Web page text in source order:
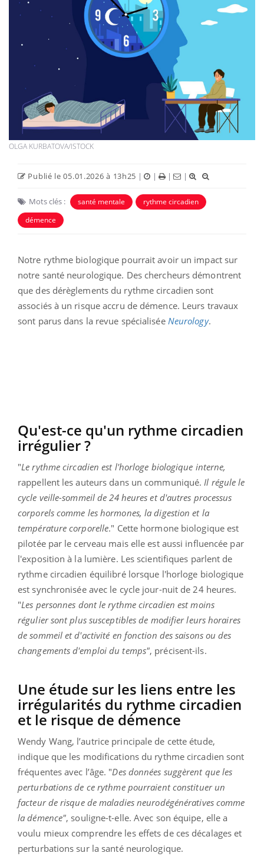
OLGA KURBATOVA/ISTOCK
Publié le 05.01.2026 à 13h25 | | | |
Mots clés : santé mentale
rythme circadien
démence
Notre rythme biologique pourrait avoir un impact sur
notre santé neurologique. Des chercheurs démontrent
que des dérèglements du rythme circadien sont
associés à un risque accru de démence. Leurs travaux
sont parus dans la revue spécialisée Neurology.
Qu'est-ce qu'un rythme circadien
irrégulier ?
"Le rythme circadien est l'horloge biologique interne,
rappellent les auteurs dans un communiqué. Il régule le
cycle veille-sommeil de 24 heures et d'autres processus
corporels comme les hormones, la digestion et la
température corporelle." Cette hormone biologique est
pilotée par le cerveau mais elle est aussi influencée par
l'exposition à la lumière. Les scientifiques parlent de
rythme circadien équilibré lorsque l'horloge biologique
est synchronisée avec le cycle jour-nuit de 24 heures.
"Les personnes dont le rythme circadien est moins
régulier sont plus susceptibles de modifier leurs horaires
de sommeil et d'activité en fonction des saisons ou des
changements d'emploi du temps", précisent-ils.
Une étude sur les liens entre les
irrégularités du rythme circadien
et le risque de démence
Wendy Wang, l’autrice principale de cette étude,
indique que les modifications du rythme circadien sont
fréquentes avec l’âge. "Des données suggèrent que les
perturbations de ce rythme pourraient constituer un
facteur de risque de maladies neurodégénératives comme
la démence", souligne-t-elle. Avec son équipe, elle a
voulu mieux comprendre les effets de ces décalages et
perturbations sur la santé neurologique.